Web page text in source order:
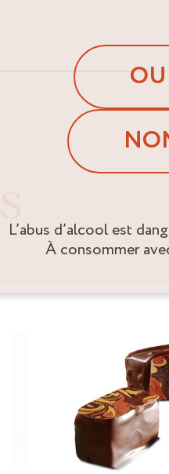
L’abus d’alcool est
À consommer